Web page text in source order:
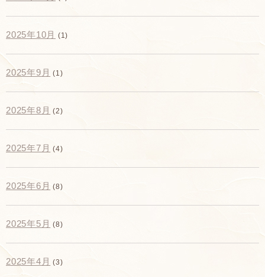
2025年10月 (1)
2025年9月 (1)
2025年8月 (2)
2025年7月 (4)
2025年6月 (8)
2025年5月 (8)
2025年4月 (3)